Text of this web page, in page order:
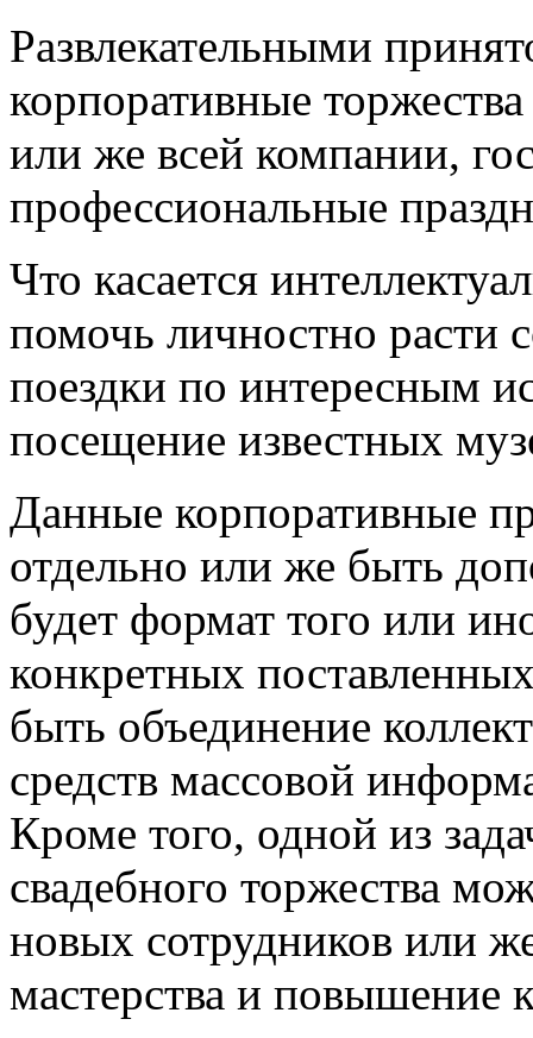
Развлекательными
корпоративные
или же всей компании,
профессиональные
Что касается
помочь личностно расти
поездки по интересным
посещение известных
Данные корпоративные
отдельно или же быть
будет формат того или
конкретных
быть объединение
средств массовой
Кроме того, одной из
свадебного торжества
новых сотрудников или
мастерства и повышение